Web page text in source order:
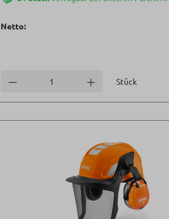
Netto:
Anzahl verringern Anzahl erhöhen